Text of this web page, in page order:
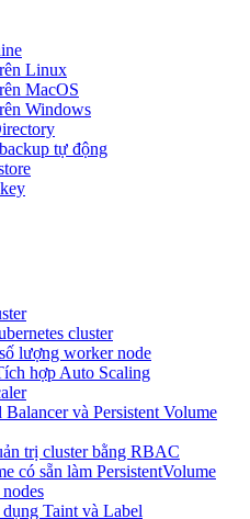
Linux
MacOS
Windows
tự động
cluster
lượng worker node
hợp Auto Scaling
và Persistent Volume
trị cluster bằng RBAC
có sẵn làm PersistentVolume
Taint và Label